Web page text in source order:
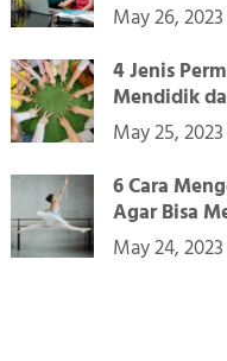
May 26, 2023
4 Jenis
Mendidik
May 25, 2023
6 Cara
Agar Bisa
May 24, 2023